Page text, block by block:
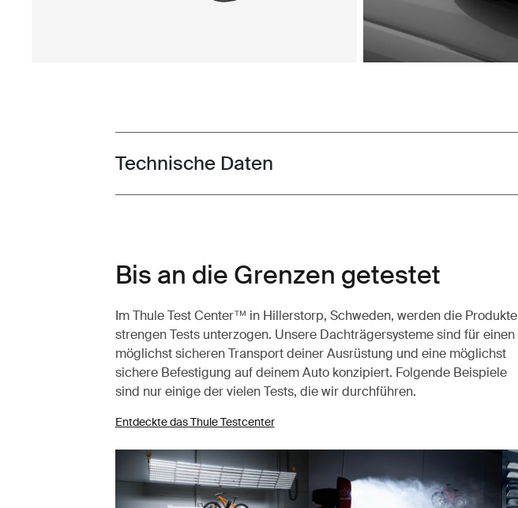
Toggle techspec
Technische Daten
Bis an die Grenzen getestet
Im Thule Test Center™ in Hillerstorp, Schweden, werden die Produkte
strengen Tests unterzogen. Unsere Dachträgersysteme sind für einen
möglichst sicheren Transport deiner Ausrüstung und eine möglichst
sichere Befestigung auf deinem Auto konzipiert. Folgende Beispiele
sind nur einige der vielen Tests, die wir durchführen.
Entdeckte das Thule Testcenter